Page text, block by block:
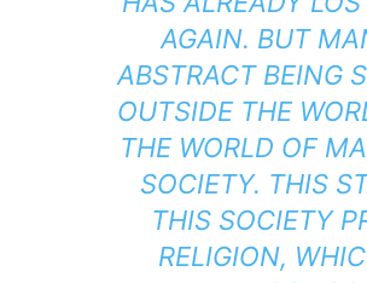
AGAIN. BUT
ABSTRACT BEING
OUTSIDE THE
THE WORLD OF
SOCIETY. THIS
THIS SOCIETY
RELIGION,